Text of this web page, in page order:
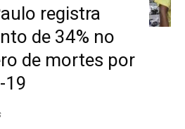
registra
de 34% no
de mortes por
19